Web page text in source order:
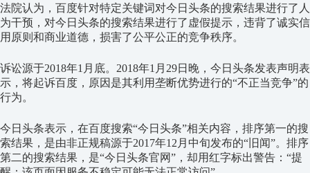
法院认为，百度针对特定关键词对今日头条的搜索结果进行了人
为干预，对今日头条的搜索结果进行了虚假提示，违背了诚实信
用原则和商业道德，损害了公平公正的竞争秩序。
诉讼源于2018年1月底。2018年1月29日晚，今日头条发表声明表
示，将起诉百度，原因是其利用垄断优势进行的“不正当竞争”的
行为。
今日头条表示，在百度搜索“今日头条”相关内容，排序第一的搜
索结果，是由非正规稿源于2017年12月中旬发布的“旧闻”。排序
第二的搜索结果，是“今日头条官网”，却用红字标出警告：“提